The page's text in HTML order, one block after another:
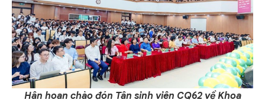
Hân hoan chào đón Tân sinh viên CQ62 về Khoa